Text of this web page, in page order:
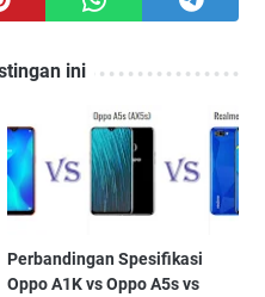
ini
Perbandingan Spesifikasi
Oppo A1K vs Oppo A5s vs